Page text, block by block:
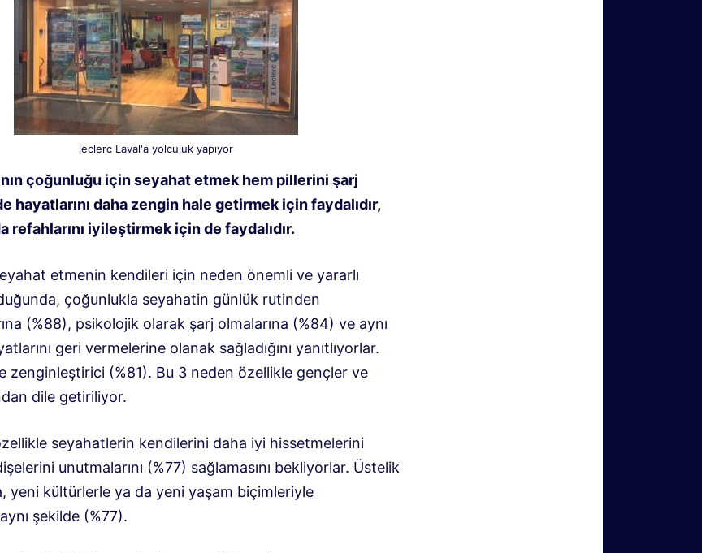
leclerc Laval'a yolculuk yapıyor
çoğunluğu için seyahat etmek hem pillerini şarj
hayatlarını daha zengin hale getirmek için faydalıdır,
refahlarını iyileştirmek için de faydalıdır.
etmenin kendileri için neden önemli ve yararlı
çoğunlukla seyahatin günlük rutinden
(%88), psikolojik olarak şarj olmalarına (%84) ve aynı
geri vermelerine olanak sağladığını yanıtlıyorlar.
zenginleştirici (%81). Bu 3 neden özellikle gençler ve
dile getiriliyor.
seyahatlerin kendilerini daha iyi hissetmelerini
unutmalarını (%77) sağlamasını bekliyorlar. Üstelik
yeni kültürlerle ya da yeni yaşam biçimleriyle
şekilde (%77).